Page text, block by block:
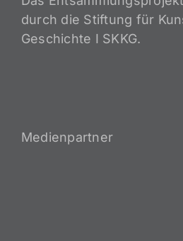
durch die Stiftung für
Geschichte I SKKG.
Medienpartner